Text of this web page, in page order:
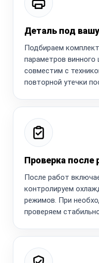
Деталь под
Подбираем
параметров
совместим с
повторной утечки
Проверка после
После работ
контролируем
режимов. При
проверяем